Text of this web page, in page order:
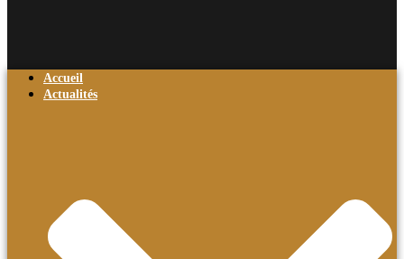
Accueil
Actualités